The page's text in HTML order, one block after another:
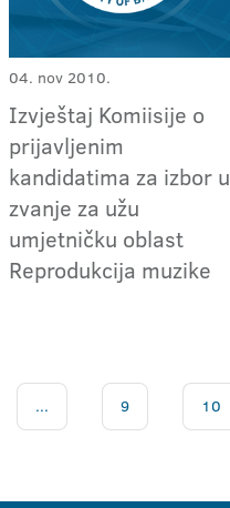
04. nov 2010.
Izvještaj Komiisije o
prijavljenim
kandidatima za izbor u
zvanje za užu
umjetničku oblast
Reprodukcija muzike
... 9 10